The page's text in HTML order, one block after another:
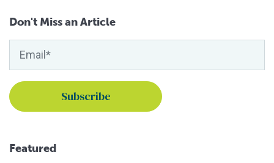
Don't Miss an Article
Featured